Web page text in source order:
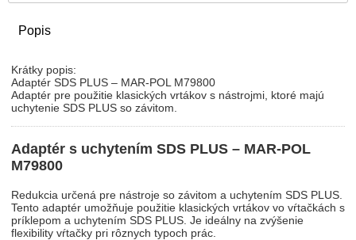
Popis
Krátky popis:
Adaptér SDS PLUS – MAR-POL M79800
Adaptér pre použitie klasických vrtákov s nástrojmi, ktoré majú
uchytenie SDS PLUS so závitom.
Adaptér s uchytením SDS PLUS – MAR-POL
M79800
Redukcia určená pre nástroje so závitom a uchytením SDS PLUS.
Tento adaptér umožňuje použitie klasických vrtákov vo vŕtačkách s
príklepom a uchytením SDS PLUS. Je ideálny na zvýšenie
flexibility vŕtačky pri rôznych typoch prác.